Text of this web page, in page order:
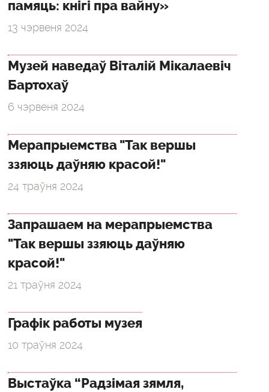
памяць: кнігі пра вайну»
13 чэрвеня 2024
Музей наведаў Віталій Мікалаевіч
Бартохаў
6 чэрвеня 2024
Мерапрыемства "Так вершы
ззяюць даўняю красой!"
24 траўня 2024
Запрашаем на мерапрыемства
"Так вершы ззяюць даўняю
красой!"
21 траўня 2024
Графік работы музея
10 траўня 2024
Выстаўка “Радзімая зямля,